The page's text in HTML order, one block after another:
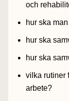
och
hur ska
hur ska
hur ska
vilka rutiner
arbete?